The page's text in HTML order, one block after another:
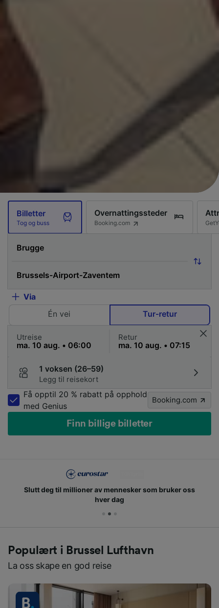
Billetter
Tog og buss
Overnattingssteder
Booking.com
Via
Én vei
Tur-retur
Utreise Retur
1 voksen (26–59)
Legg til reisekort
Få opptil 20 % rabatt på opphold
med Genius
Booking.com
Finn billige billetter
Slutt deg til millioner av mennesker som bruker oss
hver dag
Populært i Brussel Lufthavn
La oss skape en god reise